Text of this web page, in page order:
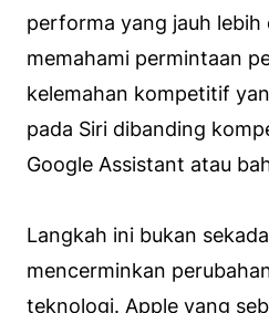
performa yang jauh lebih
memahami permintaan
kelemahan kompetitif
pada Siri dibanding
Google Assistant atau
Langkah ini bukan
mencerminkan
teknologi. Apple yang